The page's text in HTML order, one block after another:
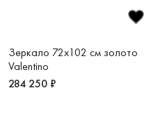
Зеркало 72х102 см золото
Valentino
284 250 ₽